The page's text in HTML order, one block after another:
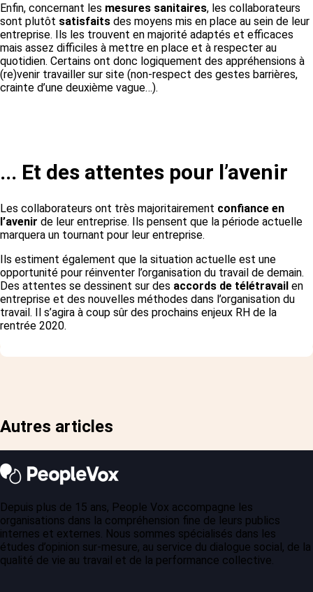
Enfin, concernant les mesures sanitaires, les collaborateurs
sont plutôt satisfaits des moyens mis en place au sein de leur
entreprise. Ils les trouvent en majorité adaptés et efficaces
mais assez difficiles à mettre en place et à respecter au
quotidien. Certains ont donc logiquement des appréhensions à
(re)venir travailler sur site (non-respect des gestes barrières,
crainte d’une deuxième vague…).
... Et des attentes pour l’avenir
Les collaborateurs ont très majoritairement confiance en
l’avenir de leur entreprise. Ils pensent que la période actuelle
marquera un tournant pour leur entreprise.
Ils estiment également que la situation actuelle est une
opportunité pour réinventer l’organisation du travail de demain.
Des attentes se dessinent sur des accords de télétravail en
entreprise et des nouvelles méthodes dans l’organisation du
travail. Il s’agira à coup sûr des prochains enjeux RH de la
rentrée 2020.
Autres articles
Depuis plus de 15 ans, People Vox accompagne les
organisations dans la compréhension fine de leurs publics
internes et externes. Nous sommes spécialisés dans les
études d’opinion sur-mesure, au service du dialogue social, de la
qualité de vie au travail et de la performance collective.